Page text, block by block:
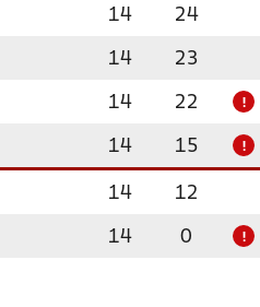
14 24
14 23
14 22 !
14 15 !
14 12
14 0 !